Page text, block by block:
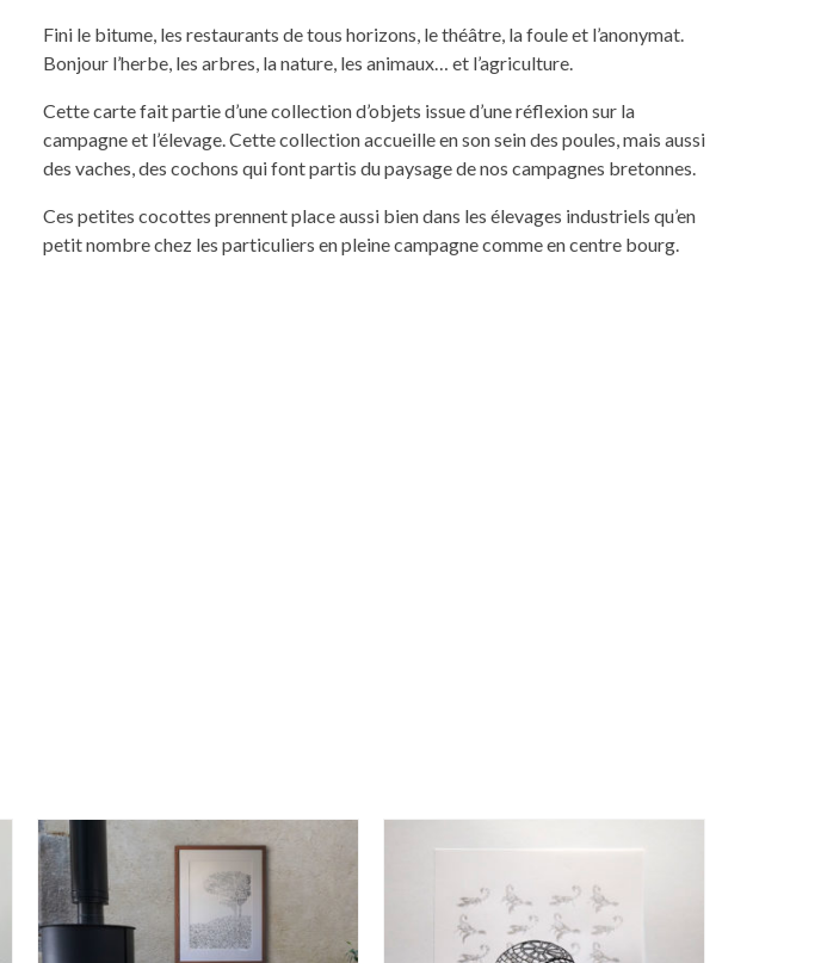
Fini le bitume, les restaurants de tous horizons, le théâtre, la foule et l’anonymat.
Bonjour l’herbe, les arbres, la nature, les animaux… et l’agriculture.
Cette carte fait partie d’une collection d’objets issue d’une réflexion sur la
campagne et l’élevage. Cette collection accueille en son sein des poules, mais aussi
des vaches, des cochons qui font partis du paysage de nos campagnes bretonnes.
Ces petites cocottes prennent place aussi bien dans les élevages industriels qu’en
petit nombre chez les particuliers en pleine campagne comme en centre bourg.